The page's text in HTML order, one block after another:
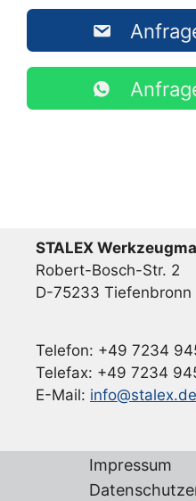
STALEX
Robert-Bosch-Str. 2
D-75233 Tiefenbronn
Telefon: +49 7234
Telefax: +49 7234
E-Mail: info@stalex.de
Impressum